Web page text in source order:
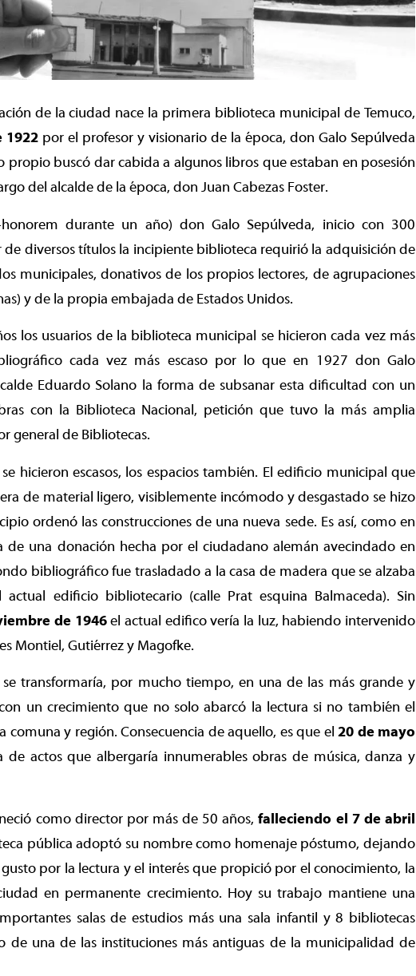
de la ciudad nace la primera biblioteca municipal de Temuco,
1922 por el profesor y visionario de la época, don Galo Sepúlveda
propio buscó dar cabida a algunos libros que estaban en posesión
del alcalde de la época, don Juan Cabezas Foster.
durante un año) don Galo Sepúlveda, inicio con 300
diversos títulos la incipiente biblioteca requirió la adquisición de
municipales, donativos de los propios lectores, de agrupaciones
y de la propia embajada de Estados Unidos.
los usuarios de la biblioteca municipal se hicieron cada vez más
cada vez más escaso por lo que en 1927 don Galo
Eduardo Solano la forma de subsanar esta dificultad con un
con la Biblioteca Nacional, petición que tuvo la más amplia
general de Bibliotecas.
hicieron escasos, los espacios también. El edificio municipal que
de material ligero, visiblemente incómodo y desgastado se hizo
ordenó las construcciones de una nueva sede. Es así, como en
de una donación hecha por el ciudadano alemán avecindado en
bibliográfico fue trasladado a la casa de madera que se alzaba
edificio bibliotecario (calle Prat esquina Balmaceda). Sin
de 1946el actual edifico vería la luz, habiendo intervenido
Montiel, Gutiérrez y Magofke.
transformaría, por mucho tiempo, en una de las más grande y
un crecimiento que no solo abarcó la lectura si no también el
y región. Consecuencia de aquello, es que el 20 de mayo
de actos que albergaría innumerables obras de música, danza y
como director por más de 50 años,falleciendo el 7 de abril
pública adoptó su nombre como homenaje póstumo, dejando
por la lectura y el interés que propició por el conocimiento, la
en permanente crecimiento. Hoy su trabajo mantiene una
salas de estudios más una sala infantil y 8 bibliotecas
de una de las instituciones más antiguas de la municipalidad de